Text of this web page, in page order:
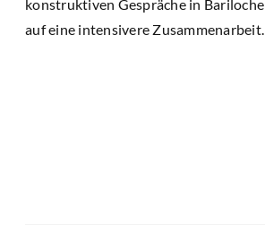
konstruktiven Gespräche in
auf eine intensivere Zusammenarbeit.